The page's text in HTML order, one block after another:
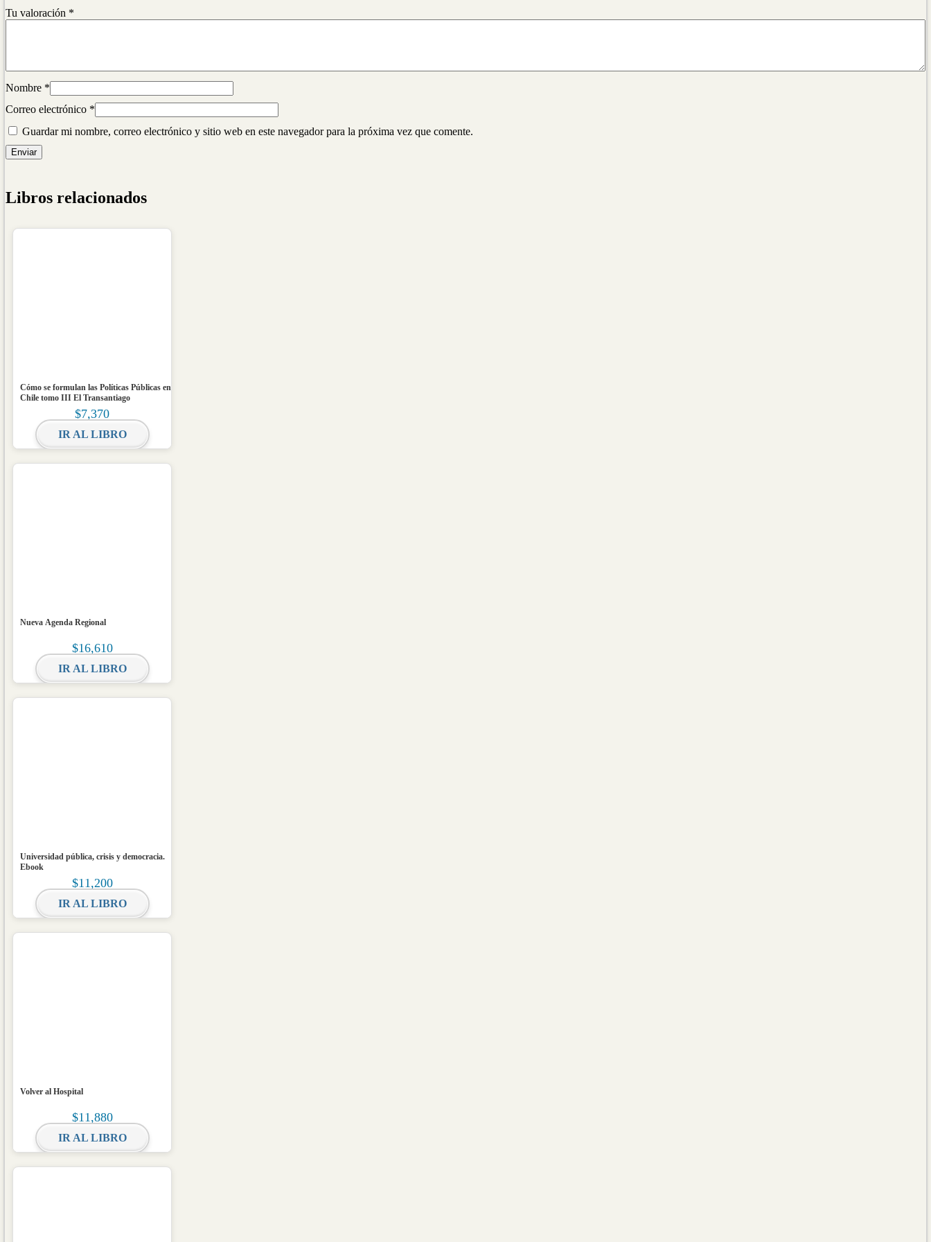
Tu valoración *
Nombre *
Correo electrónico *
Guardar mi nombre, correo electrónico y sitio web en este navegador para la próxima vez que comente.
Libros relacionados
Cómo se formulan las Políticas Públicas en
Chile tomo III El Transantiago
$7,370
IR AL LIBRO
Nueva Agenda Regional
$16,610
IR AL LIBRO
Universidad pública, crisis y democracia.
Ebook
$11,200
IR AL LIBRO
Volver al Hospital
$11,880
IR AL LIBRO